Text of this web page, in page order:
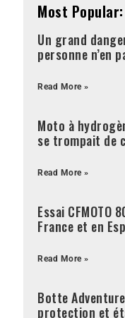
Most Popular:
Un grand
personne n’en
Read More »
Moto à
se trompait de
Read More »
Essai CFMOTO
France et en
Read More »
Botte
protection et